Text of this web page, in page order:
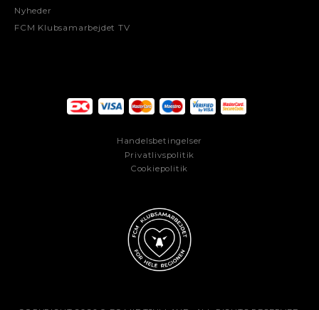
Nyheder
FCM Klubsamarbejdet TV
Handelsbetingelser
Privatlivspolitik
Cookiepolitik